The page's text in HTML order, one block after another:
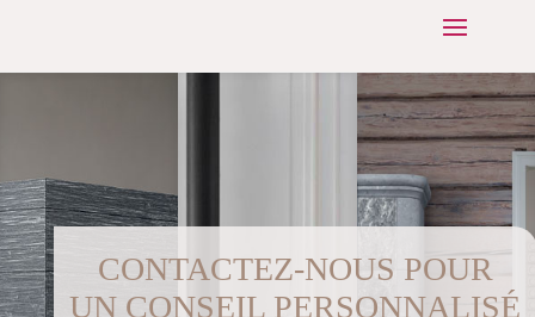
CONTACTEZ-NOUS POUR
UN CONSEIL PERSONNALISÉ